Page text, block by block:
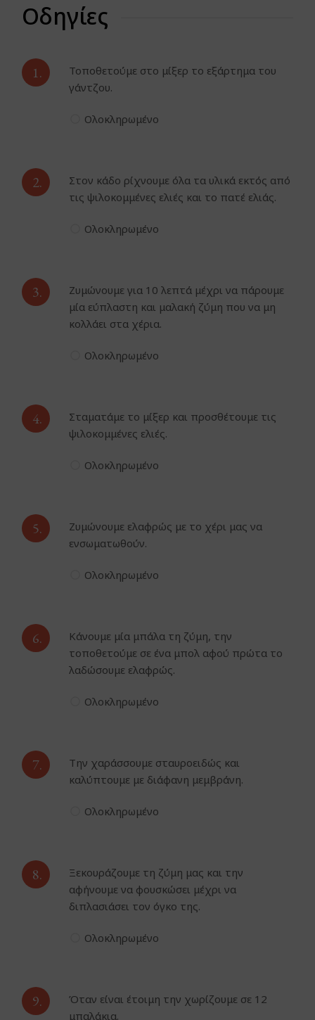
Οδηγίες
1.
Τοποθετούμε στο μίξερ το εξάρτημα του
γάντζου.
Ολοκληρωμένο
2.
Στον κάδο ρίχνουμε όλα τα υλικά εκτός από
τις ψιλοκομμένες ελιές και το πατέ ελιάς.
Ολοκληρωμένο
3.
Ζυμώνουμε για 10 λεπτά μέχρι να πάρουμε
μία εύπλαστη και μαλακή ζύμη που να μη
κολλάει στα χέρια.
Ολοκληρωμένο
4.
Σταματάμε το μίξερ και προσθέτουμε τις
ψιλοκομμένες ελιές.
Ολοκληρωμένο
5.
Ζυμώνουμε ελαφρώς με το χέρι μας να
ενσωματωθούν.
Ολοκληρωμένο
6.
Κάνουμε μία μπάλα τη ζύμη, την
τοποθετούμε σε ένα μπολ αφού πρώτα το
λαδώσουμε ελαφρώς.
Ολοκληρωμένο
7.
Την χαράσσουμε σταυροειδώς και
καλύπτουμε με διάφανη μεμβράνη.
Ολοκληρωμένο
8.
Ξεκουράζουμε τη ζύμη μας και την
αφήνουμε να φουσκώσει μέχρι να
διπλασιάσει τον όγκο της.
Ολοκληρωμένο
9.
Όταν είναι έτοιμη την χωρίζουμε σε 12
μπαλάκια.